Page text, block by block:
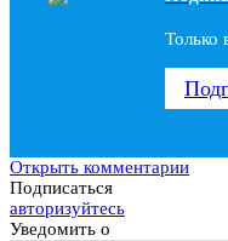
Только
Открыть комментарии
Подписаться
авторизуйтесь
Уведомить о